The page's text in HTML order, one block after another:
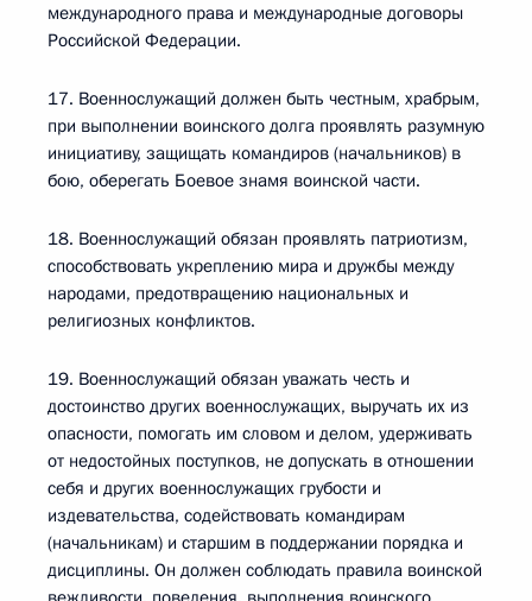
международного права и международные договоры
Российской Федерации.
17. Военнослужащий должен быть честным, храбрым,
при выполнении воинского долга проявлять разумную
инициативу, защищать командиров (начальников) в
бою, оберегать Боевое знамя воинской части.
18. Военнослужащий обязан проявлять патриотизм,
способствовать укреплению мира и дружбы между
народами, предотвращению национальных и
религиозных конфликтов.
19. Военнослужащий обязан уважать честь и
достоинство других военнослужащих, выручать их из
опасности, помогать им словом и делом, удерживать
от недостойных поступков, не допускать в отношении
себя и других военнослужащих грубости и
издевательства, содействовать командирам
(начальникам) и старшим в поддержании порядка и
дисциплины. Он должен соблюдать правила воинской